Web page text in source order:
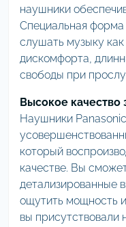
наушники
Специальная
слушать музыку как
дискомфорта,
свободы при
Высокое качество
Наушники
который
качестве. Вы
детализированные
ощутить мощность
вы присутствовали